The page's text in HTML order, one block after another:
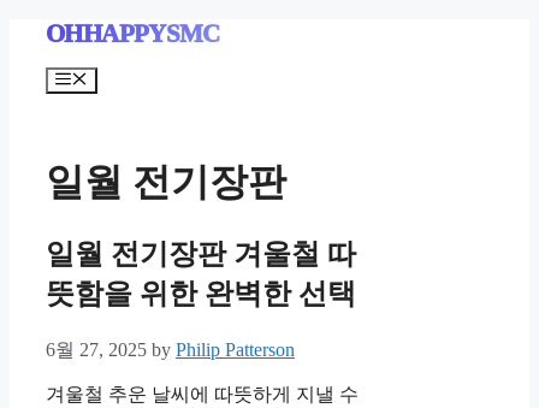
content
OHHAPPYSMC
Menu
일월 전기장판
일월 전기장판 겨울철 따
뜻함을 위한 완벽한 선택
6월 27, 2025 by Philip Patterson
겨울철 추운 날씨에 따뜻하게 지낼 수